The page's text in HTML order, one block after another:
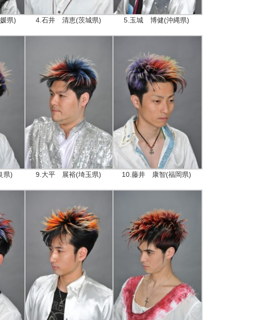
県) 4.石井 清恵(茨城県) 5.玉城 博健(沖縄県)
県) 9.大平 展裕(埼玉県) 10.藤井 康智(福岡県)